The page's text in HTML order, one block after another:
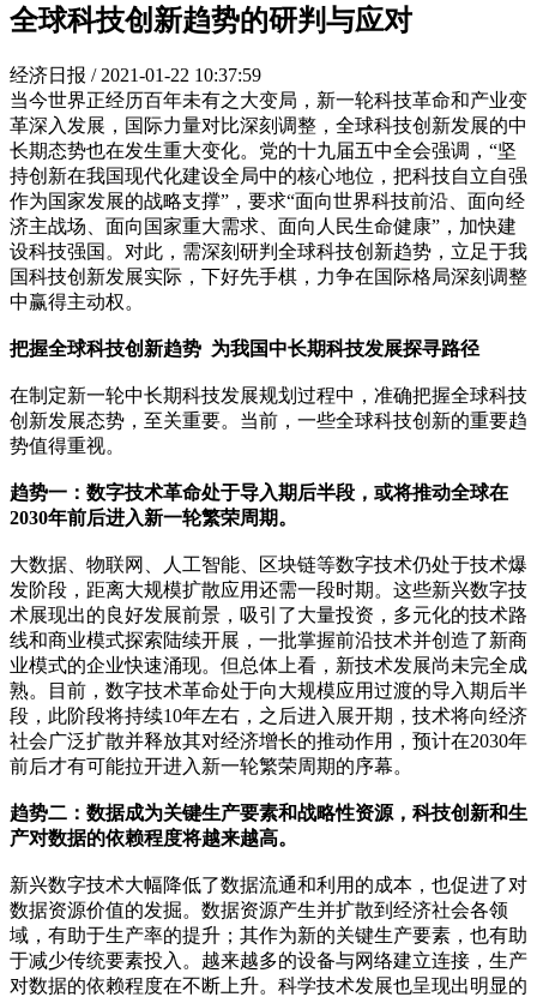
全球科技创新趋势的研判与应对
经济日报 / 2021-01-22 10:37:59
当今世界正经历百年未有之大变局，新一轮科技革命和产业变
革深入发展，国际力量对比深刻调整，全球科技创新发展的中
长期态势也在发生重大变化。党的十九届五中全会强调，“坚
持创新在我国现代化建设全局中的核心地位，把科技自立自强
作为国家发展的战略支撑”，要求“面向世界科技前沿、面向经
济主战场、面向国家重大需求、面向人民生命健康”，加快建
设科技强国。对此，需深刻研判全球科技创新趋势，立足于我
国科技创新发展实际，下好先手棋，力争在国际格局深刻调整
中赢得主动权。
把握全球科技创新趋势 为我国中长期科技发展探寻路径
在制定新一轮中长期科技发展规划过程中，准确把握全球科技
创新发展态势，至关重要。当前，一些全球科技创新的重要趋
势值得重视。
趋势一：数字技术革命处于导入期后半段，或将推动全球在
2030年前后进入新一轮繁荣周期。
大数据、物联网、人工智能、区块链等数字技术仍处于技术爆
发阶段，距离大规模扩散应用还需一段时期。这些新兴数字技
术展现出的良好发展前景，吸引了大量投资，多元化的技术路
线和商业模式探索陆续开展，一批掌握前沿技术并创造了新商
业模式的企业快速涌现。但总体上看，新技术发展尚未完全成
熟。目前，数字技术革命处于向大规模应用过渡的导入期后半
段，此阶段将持续10年左右，之后进入展开期，技术将向经济
社会广泛扩散并释放其对经济增长的推动作用，预计在2030年
前后才有可能拉开进入新一轮繁荣周期的序幕。
趋势二：数据成为关键生产要素和战略性资源，科技创新和生
产对数据的依赖程度将越来越高。
新兴数字技术大幅降低了数据流通和利用的成本，也促进了对
数据资源价值的发掘。数据资源产生并扩散到经济社会各领
域，有助于生产率的提升；其作为新的关键生产要素，也有助
于减少传统要素投入。越来越多的设备与网络建立连接，生产
对数据的依赖程度在不断上升。科学技术发展也呈现出明显的